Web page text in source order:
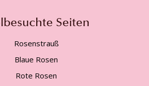
Seiten
Rosenstrauß
Blaue Rosen
Rote Rosen